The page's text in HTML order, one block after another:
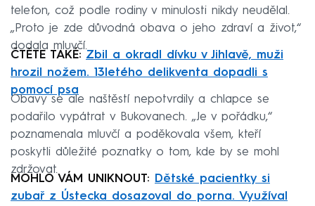
telefon, což podle rodiny v minulosti nikdy neudělal.
„Proto je zde důvodná obava o jeho zdraví a život,“
dodala mluvčí.
ČTĚTE TAKÉ: Zbil a okradl dívku v Jihlavě, muži
hrozil nožem. 13letého delikventa dopadli s
pomocí psa
Obavy se ale naštěstí nepotvrdily a chlapce se
podařilo vypátrat v Bukovanech. „Je v pořádku,“
poznamenala mluvčí a poděkovala všem, kteří
poskytli důležité poznatky o tom, kde by se mohl
zdržovat.
MOHLO VÁM UNIKNOUT:
Dětské pacientky si
zubař z Ústecka dosazoval do porna. Využíval